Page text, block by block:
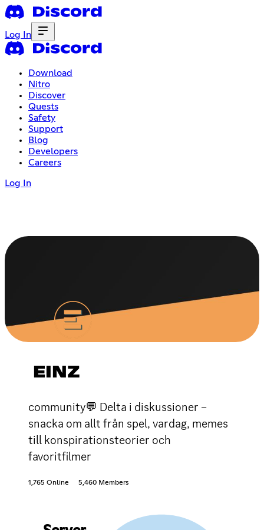
Log In
Download
Nitro
Discover
Quests
Safety
Support
Blog
Developers
Careers
Log In
EINZ
community💬 Delta i diskussioner –
snacka om allt från spel, vardag, memes
till konspirationsteorier och
favoritfilmer
1,765 Online 5,460 Members